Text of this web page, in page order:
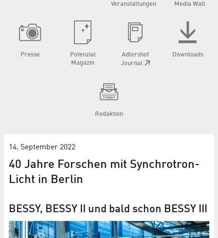
Veranstaltungen
Media Wall
Presse
Potenzial
Magazin
Adlershof
Journal
Downloads
Redaktion
14. September 2022
40 Jahre Forschen mit Synchrotron-
Licht in Berlin
BESSY, BESSY II und bald schon BESSY III